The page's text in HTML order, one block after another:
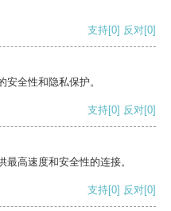
支持[0] 反对[0]
全性和隐私保护。
支持[0] 反对[0]
高速度和安全性的连接。
支持[0] 反对[0]